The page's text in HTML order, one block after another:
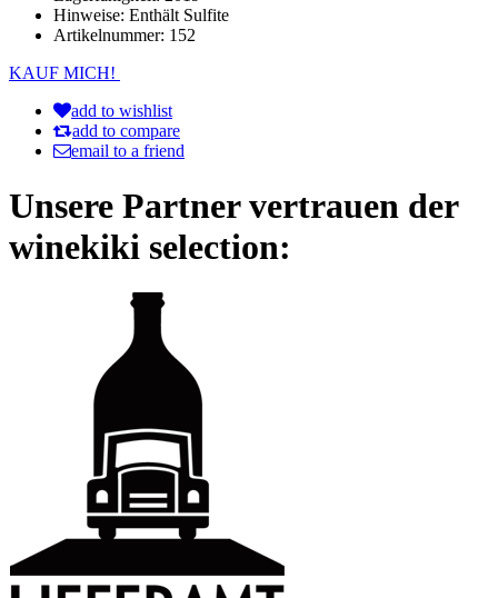
Hinweise: Enthält Sulfite
Artikelnummer: 152
KAUF MICH!
add to wishlist
add to compare
email to a friend
Unsere Partner vertrauen der
winekiki selection: